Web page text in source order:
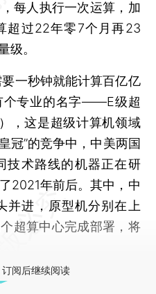
每人执行一次运算，加
超过22年零7个月再23
级。
一秒钟就能计算百亿亿
个专业的名字——E级超
，这是超级计算机领域
冠”的竞争中，中美两国
技术路线的机器正在研
2021年前后。其中，中
并进，原型机分别在上
超算中心完成部署，将
订阅后继续阅读